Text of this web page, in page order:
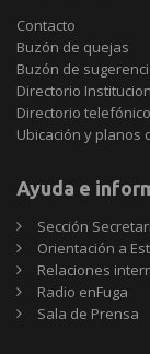
Contacto
Buzón de quejas
Buzón de
Directorio
Directorio
Ubicación y planos
Ayuda e
Sección
Orientación a
Relaciones
Radio enFuga
Sala de Prensa